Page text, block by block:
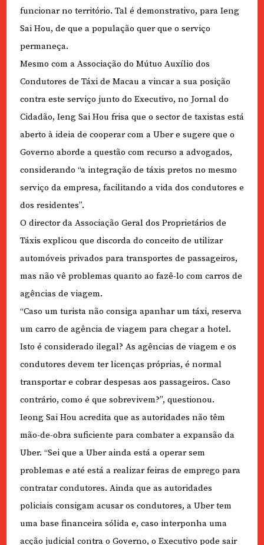
funcionar no território. Tal é demonstrativo, para Ieng
Sai Hou, de que a população quer que o serviço
permaneça.
Mesmo com a Associação do Mútuo Auxílio dos
Condutores de Táxi de Macau a vincar a sua posição
contra este serviço junto do Executivo, no Jornal do
Cidadão, Ieng Sai Hou frisa que o sector de taxistas está
aberto à ideia de cooperar com a Uber e sugere que o
Governo aborde a questão com recurso a advogados,
considerando “a integração de táxis pretos no mesmo
serviço da empresa, facilitando a vida dos condutores e
dos residentes”.
O director da Associação Geral dos Proprietários de
Táxis explicou que discorda do conceito de utilizar
automóveis privados para transportes de passageiros,
mas não vê problemas quanto ao fazê-lo com carros de
agências de viagem.
“Caso um turista não consiga apanhar um táxi, reserva
um carro de agência de viagem para chegar a hotel.
Isto é considerado ilegal? As agências de viagem e os
condutores devem ter licenças próprias, é normal
transportar e cobrar despesas aos passageiros. Caso
contrário, como é que sobrevivem?”, questionou.
Ieong Sai Hou acredita que as autoridades não têm
mão-de-obra suficiente para combater a expansão da
Uber. “Sei que a Uber ainda está a operar sem
problemas e até está a realizar feiras de emprego para
contratar condutores. Ainda que as autoridades
policiais consigam acusar os condutores, a Uber tem
uma base financeira sólida e, caso interponha uma
acção judicial contra o Governo, o Executivo pode sair